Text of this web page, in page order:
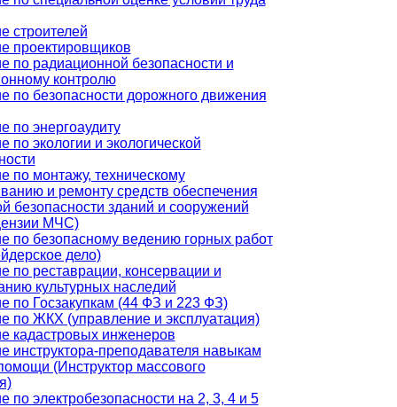
строителей
проектировщиков
по радиационной безопасности и
контролю
по безопасности дорожного движения
по энергоаудиту
по экологии и экологической
по монтажу, техническому
и ремонту средств обеспечения
безопасности зданий и сооружений
МЧС)
по безопасному ведению горных работ
дело)
по реставрации, консервации и
культурных наследий
по Госзакупкам (44 ФЗ и 223 ФЗ)
по ЖКХ (управление и эксплуатация)
кадастровых инженеров
инструктора-преподавателя навыкам
(Инструктор массового
по электробезопасности на 2, 3, 4 и 5